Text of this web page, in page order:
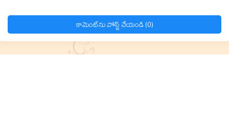
కామెంట్‌ను పోస్ట్ చేయండి (0)